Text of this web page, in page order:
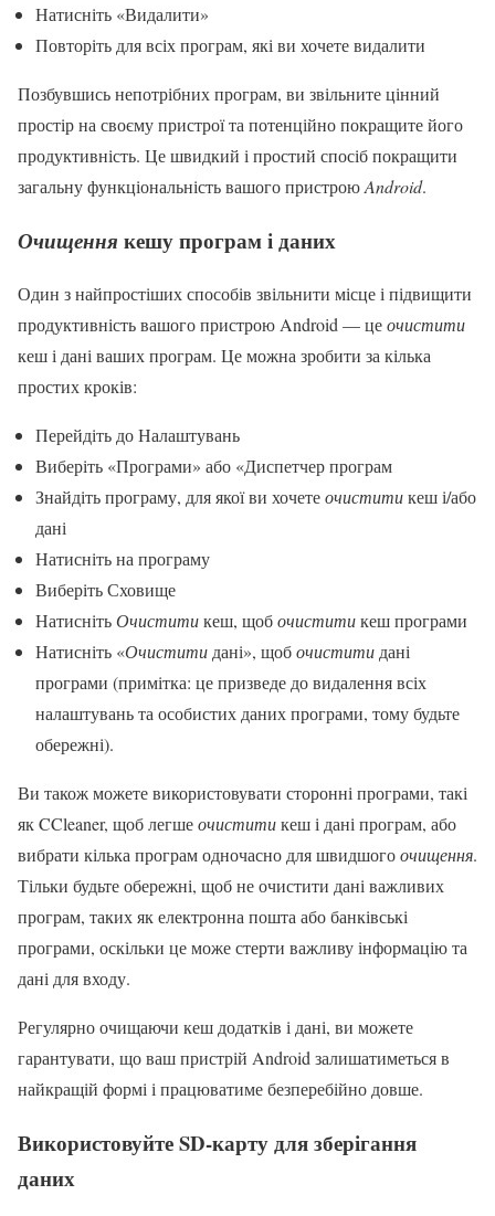
Натисніть «Видалити»
Повторіть для всіх програм, які ви хочете видалити
Позбувшись непотрібних програм, ви звільните цінний
простір на своєму пристрої та потенційно покращите його
продуктивність. Це швидкий і простий спосіб покращити
загальну функціональність вашого пристроюAndroid.
Очищення кешу програм і даних
Один з найпростіших способів звільнити місце і підвищити
продуктивність вашого пристрою Android — цеочистити
кеш і дані ваших програм. Це можна зробити за кілька
простих кроків:
Перейдіть до Налаштувань
Виберіть «Програми» або «Диспетчер програм
Знайдіть програму, для якої ви хочетеочиститикеш і/або
дані
Натисніть на програму
Виберіть Сховище
НатиснітьОчиститикеш, щобочиститикеш програми
Натисніть «Очиститидані», щобочиститидані
програми (примітка: це призведе до видалення всіх
налаштувань та особистих даних програми, тому будьте
обережні).
Ви також можете використовувати сторонні програми, такі
як CCleaner, щоб легшеочиститикеш і дані програм, або
вибрати кілька програм одночасно для швидшогоочищення.
Тільки будьте обережні, щоб не очистити дані важливих
програм, таких як електронна пошта або банківські
програми, оскільки це може стерти важливу інформацію та
дані для входу.
Регулярно очищаючи кеш додатків і дані, ви можете
гарантувати, що ваш пристрій Android залишатиметься в
найкращій формі і працюватиме безперебійно довше.
Використовуйте SD-карту для зберігання
даних